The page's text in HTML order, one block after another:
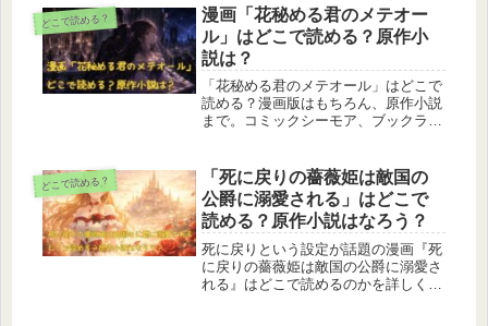
ご紹介。愛と信頼を描いたスリリング
なデスゲームを今すぐチェック！
どこで読める？
漫画「花秘める君のメテオー
ル」はどこで読める？原作小
説は？
「花秘める君のメテオール」はどこで
読める？漫画版はもちろん、原作小説
まで。コミックシーモア、ブックライ
タバレ、登場人物、完結状況や最終回
情報、ネタバレまで詳しくまとめてい
ます。
どこで読める？
「死に戻りの薔薇姫は敵国の
公爵に溺愛される」はどこで
読める？原作小説はなろう？
死に戻りという設定が話題の漫画『死
に戻りの薔薇姫は敵国の公爵に溺愛さ
れる』はどこで読めるのかを詳しく解